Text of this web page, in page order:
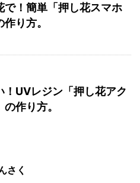
で！簡単「押し花スマホ
り方。
！UVレジン「押し花アク
作り方。
さく